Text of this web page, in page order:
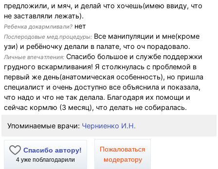
предложили, и мяч, и делай что хочешь(имею ввиду, что
не заставляли лежать).
Ребенка докармливали? нет
Послеродовые мед.процедуры: Все манипуляции и мне(кроме
узи) и ребёночку делали в палате, что оч порадовало.
Личные впечатления: Спасибо большое и службе поддержки
грудного вскармливания! Я столкнулась с проблемой в
первый же день(анатомическая особенность), но пришла
специалист и очень доступно все объяснила и показала,
что надо и что не так делала. Благодаря их помощи и
сейчас кормлю (3 месяц), что делать не собиралась.
Упоминаемые врачи: Черниенко И.Н.
Спасибо автору!
4 уже поблагодарили
Пожаловаться
модератору